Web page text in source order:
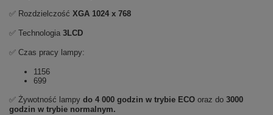
✅ Rozdzielczość XGA 1024 x 768
✅ Technologia 3LCD
✅ Czas pracy lampy:
1156
699
✅ Żywotność lampy do 4 000 godzin w trybie ECO oraz do 3000
godzin w trybie normalnym.